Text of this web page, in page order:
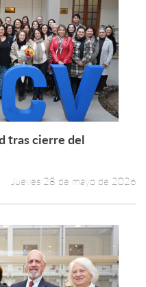
Leer más +
tras cierre del
Jueves 28 de mayo de 2026